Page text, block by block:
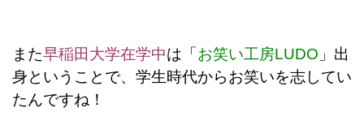
また早稲田大学在学中は「 お笑い工房LUDO 」出
身ということで、学生時代からお笑いを志してい
たんですね！